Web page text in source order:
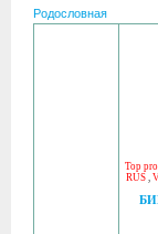
Родословная
Top
RUS,